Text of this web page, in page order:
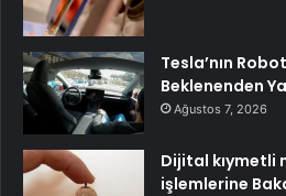
Tesla’nın
Beklenenden
Ağustos 7, 2026
Dijital kıymetli
işlemlerine